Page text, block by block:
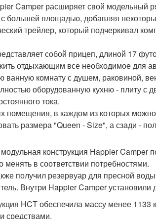
Camper расширяет свой модельный
большей площадью, добавляя
трейлер, который подчеркивал
собой прицеп, длиной 17
отдыхающим все необходимое для
ванную комнату с душем, раковиной,
оборудованную кухню - плиту
тока.
помещения, в каждом из которых
размера "Queen - Size", а сзади -
конструкция Happier Camper
в соответствии потребностями.
получил резервуар для пресной
Внутри Happier Camper
HCT обеспечила массу менее 1133
средствами.